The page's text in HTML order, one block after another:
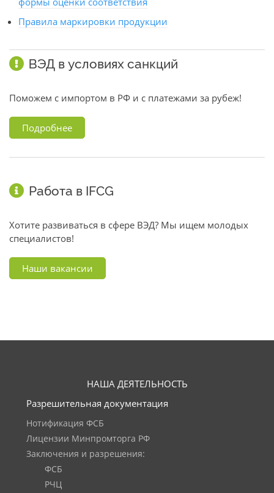
Правила маркировки продукции
ВЭД в условиях санкций
Поможем с импортом в РФ и с платежами за рубеж!
Подробнее
Работа в IFCG
Хотите развиваться в сфере ВЭД? Мы ищем молодых
специалистов!
Наши вакансии
НАША ДЕЯТЕЛЬНОСТЬ
Разрешительная документация
Нотификация ФСБ
Лицензии Минпромторга РФ
Заключения и разрешения:
ФСБ
РЧЦ